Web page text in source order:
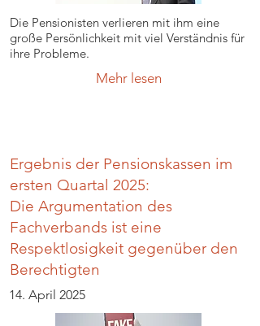
Die Pensionisten verlieren mit ihm eine
große Persönlichkeit mit viel Verständnis für
ihre Probleme.
Mehr lesen
Ergebnis der Pensionskassen im
ersten Quartal 2025:
Die Argumentation des
Fachverbands ist eine
Respektlosigkeit gegenüber den
Berechtigten
14. April 2025